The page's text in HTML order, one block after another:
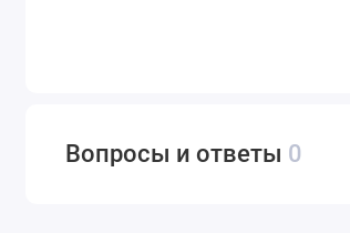
Вопросы и ответы 0